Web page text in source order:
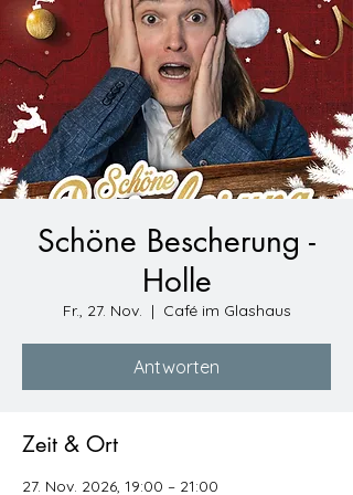
Schöne Bescherung -
Holle
Fr., 27. Nov.
  |
Café im Glashaus
Antworten
Zeit & Ort
27. Nov. 2026, 19:00 – 21:00